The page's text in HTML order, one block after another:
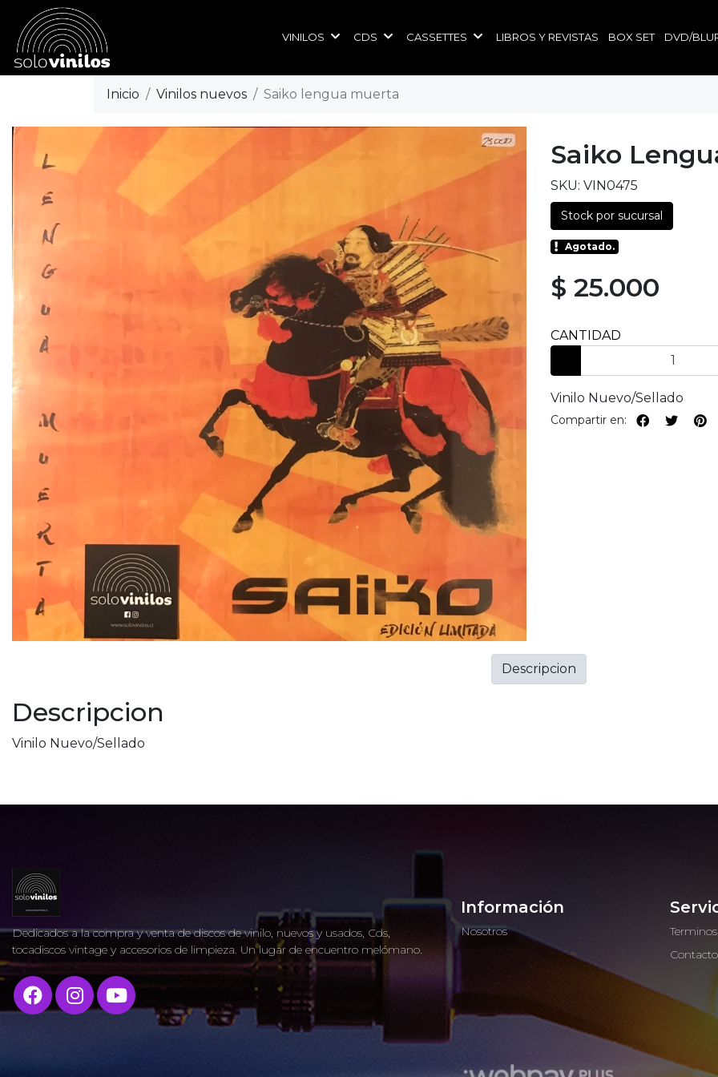
VINILOS CDS CASSETTES LIBROS Y REVISTAS BOX SET DVD/
Inicio Vinilos nuevos Saiko lengua muerta
Saiko
SKU: VIN0475
Stock por sucursal
Agotado.
$ 25.000
CANTIDAD
Vinilo Nuevo/Sellado
Compartir en:
Descripcion
Vinilo Nuevo/Sellado
Descripcion
Dedicados a la compra y venta de discos de vinilo, nuevos y usados, Cds,
tocadiscos vintage y accesorios de limpieza. Un lugar de encuentro melómano.
Información
Nosotros
Contacto